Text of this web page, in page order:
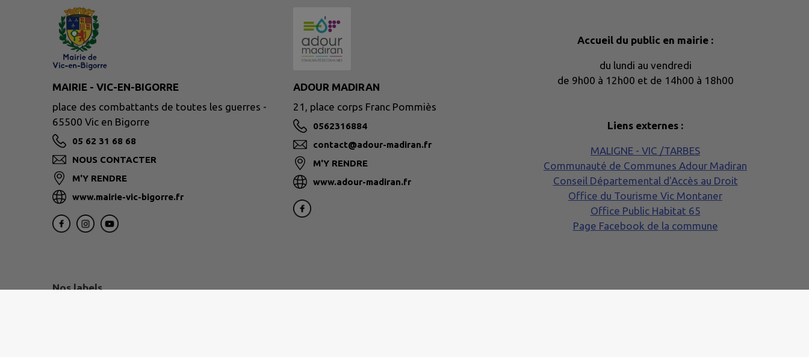
MAIRIE - VIC-EN-BIGORRE
place des combattants de toutes les guerres -
65500 Vic en Bigorre
05 62 31 68 68
NOUS CONTACTER
M'Y RENDRE
www.mairie-vic-bigorre.fr
ADOUR MADIRAN
21, place corps Franc Pommiès
0562316884
contact@adour-madiran.fr
M'Y RENDRE
www.adour-madiran.fr
Accueil du public en mairie :
du lundi au vendredi
de 9h00 à 12h00 et de 14h00 à 18h00
Liens externes :
MALIGNE - VIC /TARBES
Communauté de Communes Adour Madiran
Conseil Départemental d'Accès au Droit
Office du Tourisme Vic Montaner
Office Public Habitat 65
Page Facebook de la commune
Nos labels